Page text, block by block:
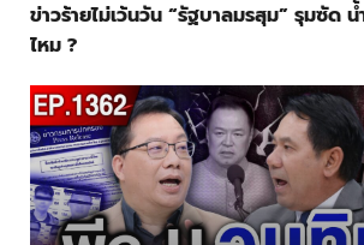
ข่าวร้ายไม่เว้นวัน “รัฐบาลมรสุม” รุมซัด น้
ไหม ?